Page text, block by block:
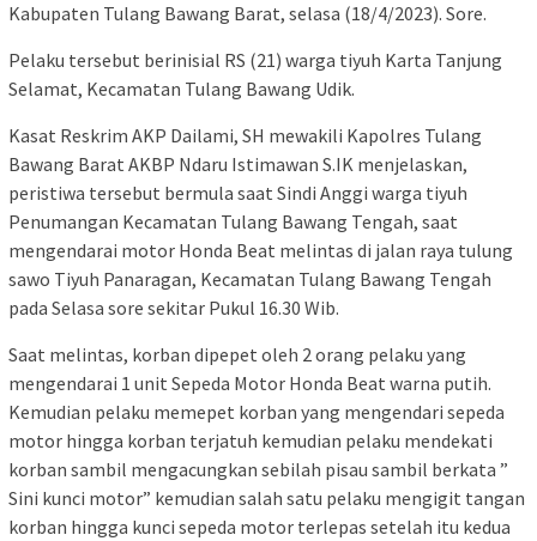
Kabupaten Tulang Bawang Barat, selasa (18/4/2023). Sore.
Pelaku tersebut berinisial RS (21) warga tiyuh Karta Tanjung
Selamat, Kecamatan Tulang Bawang Udik.
Kasat Reskrim AKP Dailami, SH mewakili Kapolres Tulang
Bawang Barat AKBP Ndaru Istimawan S.IK menjelaskan,
peristiwa tersebut bermula saat Sindi Anggi warga tiyuh
Penumangan Kecamatan Tulang Bawang Tengah, saat
mengendarai motor Honda Beat melintas di jalan raya tulung
sawo Tiyuh Panaragan, Kecamatan Tulang Bawang Tengah
pada Selasa sore sekitar Pukul 16.30 Wib.
Saat melintas, korban dipepet oleh 2 orang pelaku yang
mengendarai 1 unit Sepeda Motor Honda Beat warna putih.
Kemudian pelaku memepet korban yang mengendari sepeda
motor hingga korban terjatuh kemudian pelaku mendekati
korban sambil mengacungkan sebilah pisau sambil berkata ”
Sini kunci motor” kemudian salah satu pelaku mengigit tangan
korban hingga kunci sepeda motor terlepas setelah itu kedua